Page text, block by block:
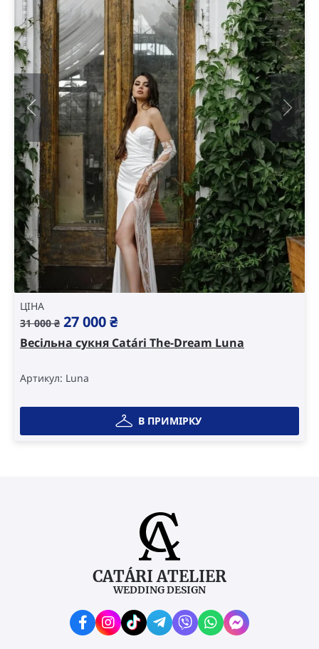
ЦІНА
31 000₴ Original
price
was:
31
27 000₴Current
price
Весільна сукня Catári The-Dream Luna
Артикул: Luna
В ПРИМІРКУ
CATÁRI ATELIER
WEDDING DESIGN